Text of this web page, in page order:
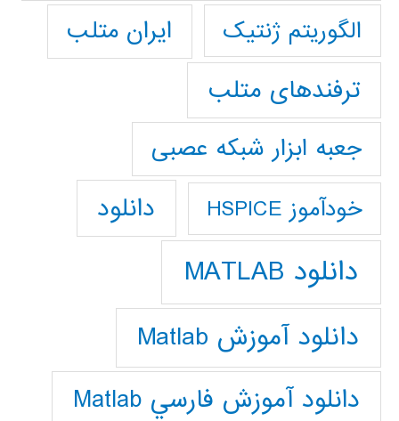
الگوریتم ژنتیک
ایران متلب
ترفندهای متلب
جعبه ابزار شبکه عصبی
خودآموز HSPICE دانلود
دانلود MATLAB
دانلود آموزش Matlab
دانلود آموزش فارسي Matlab